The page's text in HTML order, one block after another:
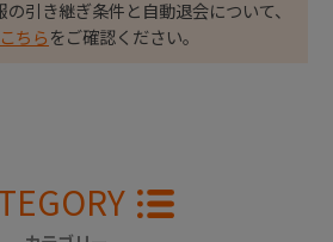
引き継ぎ条件と自動退会について、
こちら をご確認ください。